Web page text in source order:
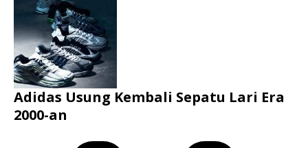
Adidas Usung Kembali Sepatu Lari Era
2000-an